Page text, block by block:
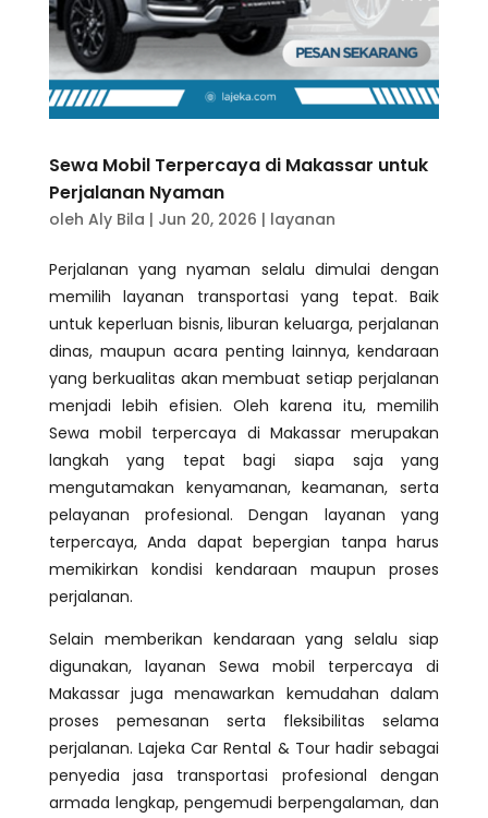
Sewa Mobil Terpercaya di Makassar untuk
Perjalanan Nyaman
oleh Aly Bila | Jun 20, 2026 | layanan
Perjalanan yang nyaman selalu dimulai dengan
memilih layanan transportasi yang tepat. Baik
untuk keperluan bisnis, liburan keluarga, perjalanan
dinas, maupun acara penting lainnya, kendaraan
yang berkualitas akan membuat setiap perjalanan
menjadi lebih efisien. Oleh karena itu, memilih
Sewa mobil terpercaya di Makassar merupakan
langkah yang tepat bagi siapa saja yang
mengutamakan kenyamanan, keamanan, serta
pelayanan profesional. Dengan layanan yang
terpercaya, Anda dapat bepergian tanpa harus
memikirkan kondisi kendaraan maupun proses
perjalanan.
Selain memberikan kendaraan yang selalu siap
digunakan, layanan Sewa mobil terpercaya di
Makassar juga menawarkan kemudahan dalam
proses pemesanan serta fleksibilitas selama
perjalanan. Lajeka Car Rental & Tour hadir sebagai
penyedia jasa transportasi profesional dengan
armada lengkap, pengemudi berpengalaman, dan